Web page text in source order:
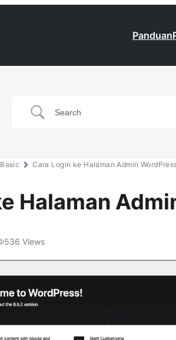
Panduan
Cara Login ke Halaman Admin
Halaman
536 Views